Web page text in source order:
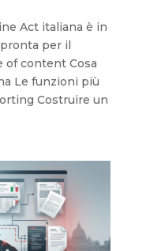
Act italiana è in
per il
of content Cosa
Le funzioni più
Costruire un